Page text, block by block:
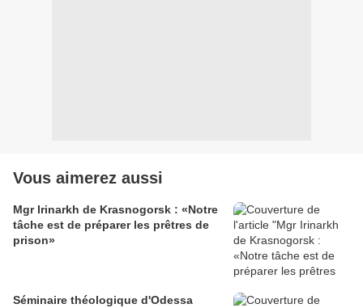
Vous aimerez aussi
Mgr Irinarkh de Krasnogorsk : «Notre
tâche est de préparer les prêtres de
prison»
Séminaire théologique d'Odessa